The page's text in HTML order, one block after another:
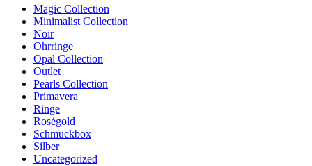
Magic Collection
Minimalist Collection
Noir
Ohrringe
Opal Collection
Outlet
Pearls Collection
Primavera
Ringe
Roségold
Schmuckbox
Silber
Uncategorized